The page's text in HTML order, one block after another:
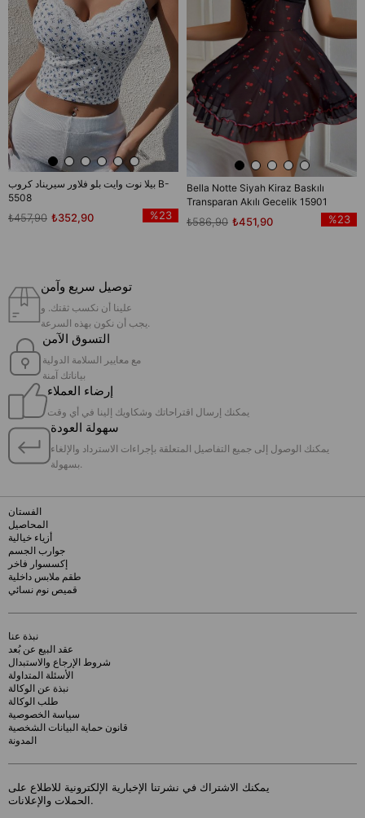
بيلا نوت وايت بلو فلاور سيريناد كروب B-
5508
₺352,90
₺457,90 %23
Bella Notte Siyah Kiraz Baskılı
Transparan Akılı Gecelik 15901
₺451,90
₺586,90 %23
توصيل سريع وآمن
علينا أن نكسب ثقتك. و
التسوق الآمن
مع معايير السلامة الدولية
بياناتك آمنة
إرضاء العملاء
يمكنك إرسال اقتراحاتك وشكاويك إلينا في أي وقت
سهولة العودة
يمكنك الوصول إلى جميع التفاصيل المتعلقة بإجراءات الاسترداد والإلغاء
بسهولة.
الفستان
المحاصيل
أزياء خيالية
جوارب الجسم
إكسسوار فاخر
طقم ملابس داخلية
قميص نوم نسائي
نبذة عنا
عقد البيع عن بُعد
شروط الإرجاع والاستبدال
الأسئلة المتداولة
نبذة عن الوكالة
طلب الوكالة
سياسة الخصوصية
قانون حماية البيانات الشخصية
المدونة
يمكنك الاشتراك في نشرتنا الإخبارية الإلكترونية للاطلاع على
الحملات والإعلانات.